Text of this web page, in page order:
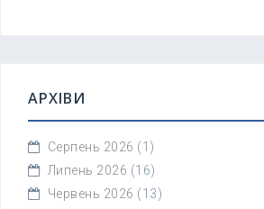
АРХІВИ
Серпень 2026 (1)
Липень 2026 (16)
Червень 2026 (13)